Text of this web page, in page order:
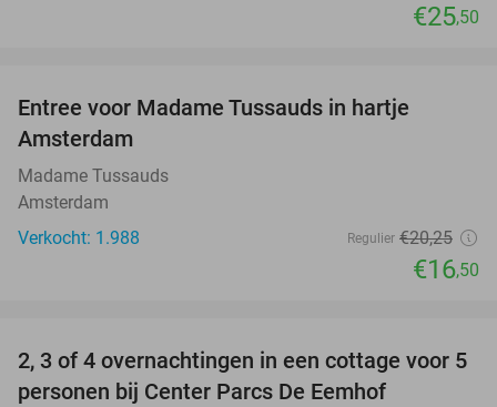
€25,50
Entree voor Madame Tussauds in hartje
Amsterdam
Madame Tussauds
Amsterdam
Verkocht: 1.988
Regulier €20,25
€16,50
2, 3 of 4 overnachtingen in een cottage voor 5
personen bij Center Parcs De Eemhof